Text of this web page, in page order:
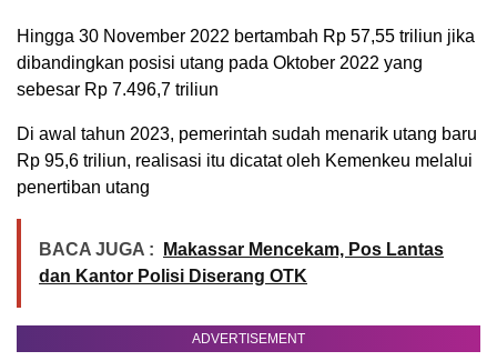
Hingga 30 November 2022 bertambah Rp 57,55 triliun jika
dibandingkan posisi utang pada Oktober 2022 yang
sebesar Rp 7.496,7 triliun
Di awal tahun 2023, pemerintah sudah menarik utang baru
Rp 95,6 triliun, realisasi itu dicatat oleh Kemenkeu melalui
penertiban utang
BACA JUGA :
Makassar Mencekam, Pos Lantas
dan Kantor Polisi Diserang OTK
ADVERTISEMENT